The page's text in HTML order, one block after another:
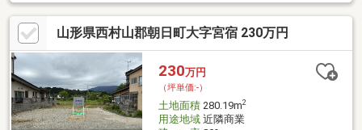
山形県西村山郡朝日町大字宮宿 230万円
230万円
（坪単価:-）
土地面積280.19m2
用途地域近隣商業